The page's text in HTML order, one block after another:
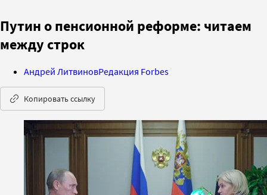
Путин о пенсионной реформе: читаем
между строк
Андрей ЛитвиновРедакция Forbes
Копировать ссылку